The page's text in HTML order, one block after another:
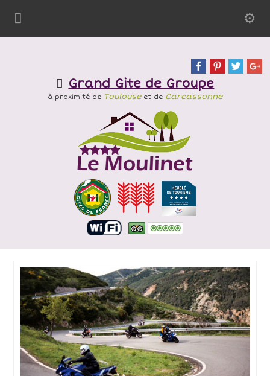
Grand Gite de Groupe
à proximité de Toulouseet de Carcassonne